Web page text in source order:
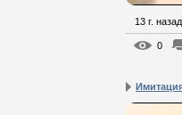
13 г. назад
0